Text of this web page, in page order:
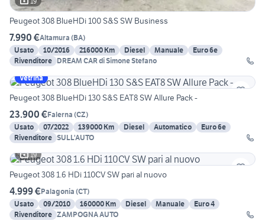
Peugeot 308 BlueHDi 100 S&S SW Business
7.990 €Altamura (BA)
Usato
10/2016 216000 Km Diesel Manuale
Euro 6e
Rivenditore DREAM CAR di Simone Stefano
Vetrina
Peugeot 308 BlueHDi 130 S&S EAT8 SW Allure Pack -
23.900 €Falerna (CZ)
Usato
07/2022 139000 Km Diesel Automatico
Euro 6e
Rivenditore SULL'AUTO
19
Peugeot 308 1.6 HDi 110CV SW pari al nuovo
4.999 €Palagonia (CT)
Usato
09/2010 160000 Km Diesel Manuale
Euro 4
Rivenditore ZAMPOGNA AUTO